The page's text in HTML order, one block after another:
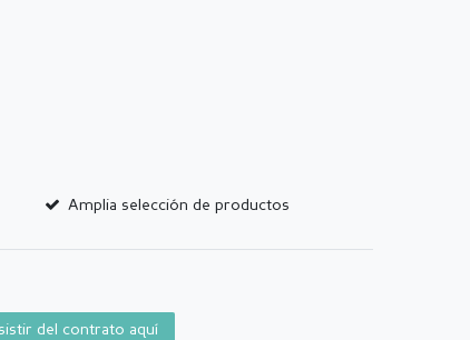
Amplia selección de productos
del contrato aquí